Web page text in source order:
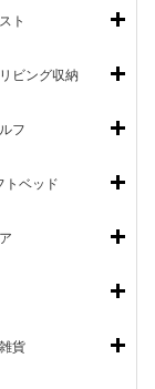
ト
ビング収納
フ
トベッド
貨